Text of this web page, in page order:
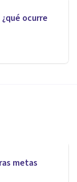
ocurre
metas